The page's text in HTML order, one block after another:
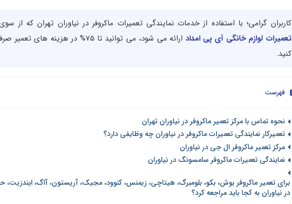
کاربران گرامی؛ با استفاده از خدمات نمایندگی تعمیرات ماکروفر در نیاوران تهران که از
تعمیرات لوازم خانگی آی پی امداد
ارائه می شود، می توانید تا 75% در هزینه های
کنید.
فهرست
نحوه تماس با مرکز تعمیر ماکروفر در نیاوران تهران
تعمیرکار نمایندگی تعمیرات ماکروفر در نیاوران چه وظایفی دارد؟
مرکز تعمیر ماکروفر ال جی در نیاوران
نمایندگی تعمیرات ماکروفر سامسونگ در نیاوران
برای تعمیر ماکروفر بوش، بکو، بلومبرگ، هیتاچی، زیمنس، کنوود، مجیک، آریستون، آاگ، ایندزیت،
در نیاوران به کجا باید مراجعه کرد؟